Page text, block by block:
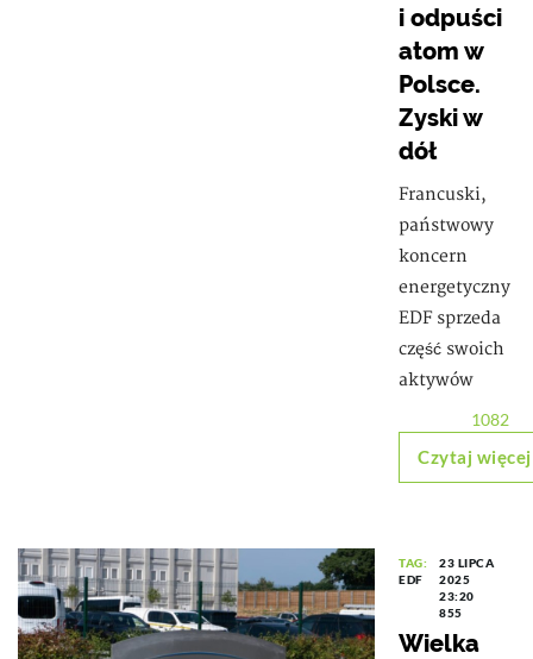
i odpuści
atom w
Polsce.
Zyski w
dół
Francuski,
państwowy
koncern
energetyczny
EDF sprzeda
część swoich
aktywów
1082
Czytaj więcej
TAG:
EDF
23 LIPCA
2025
23:20
855
Wielka